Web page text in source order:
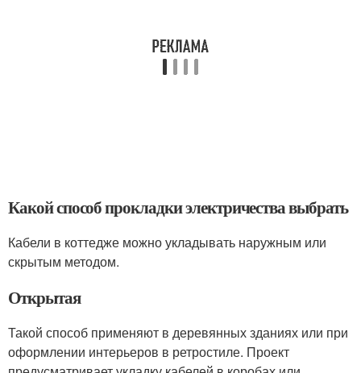
Какой способ прокладки электричества выбрать
Кабели в коттедже можно укладывать наружным или
скрытым методом.
Открытая
Такой способ применяют в деревянных зданиях или при
оформлении интерьеров в ретростиле. Проект